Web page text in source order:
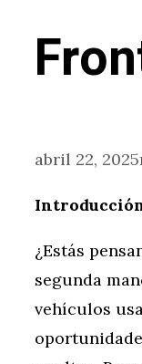
abril 22, 2025
¿Estás
segunda
vehículos